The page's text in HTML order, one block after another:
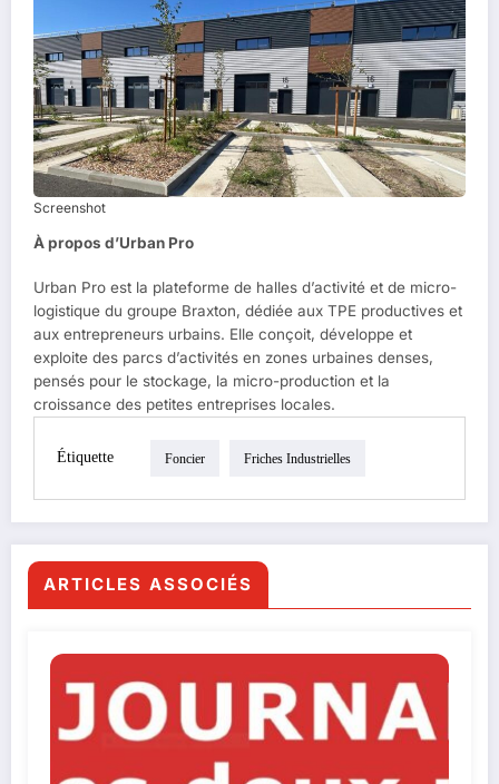
Screenshot
À propos d’Urban Pro
Urban Pro est la plateforme de halles d’activité et de micro-
logistique du groupe Braxton, dédiée aux TPE productives et
aux entrepreneurs urbains. Elle conçoit, développe et
exploite des parcs d’activités en zones urbaines denses,
pensés pour le stockage, la micro-production et la
croissance des petites entreprises locales.
Étiquette Foncier Friches Industrielles
ARTICLES ASSOCIÉS